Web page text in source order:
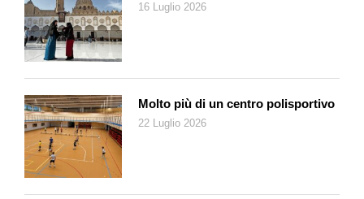
16 Luglio 2026
Molto più di un centro polisportivo
22 Luglio 2026